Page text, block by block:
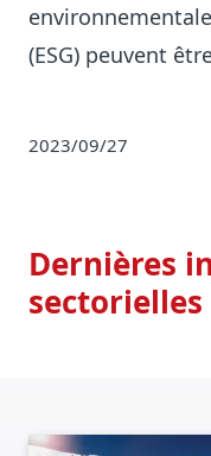
(ESG) peuvent
2023/09/27
Dernières
sectorielles